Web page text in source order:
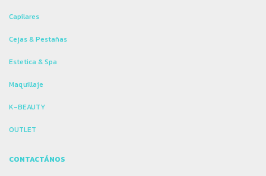
Capilares
Cejas & Pestañas
Estetica & Spa
Maquillaje
K-BEAUTY
OUTLET
CONTACTÁNOS